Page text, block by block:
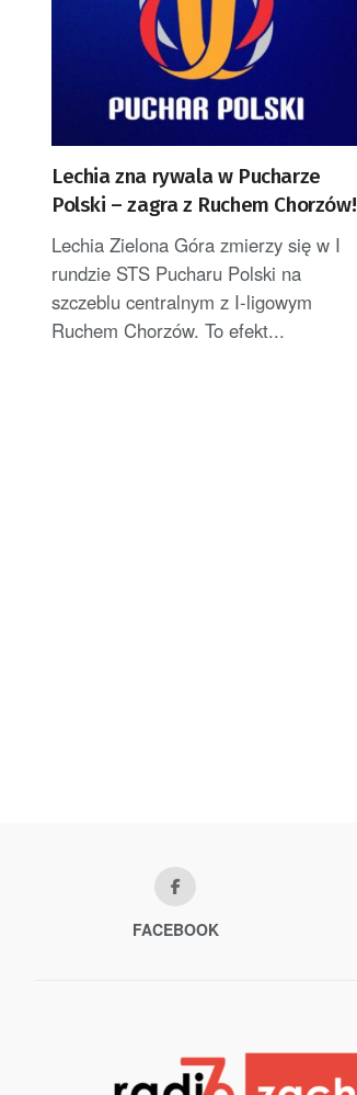
Lechia zna rywala w Pucharze
Polski – zagra z Ruchem Chorzów!
Lechia Zielona Góra zmierzy się w I
rundzie STS Pucharu Polski na
szczeblu centralnym z I-ligowym
Ruchem Chorzów. To efekt...
FACEBOOK